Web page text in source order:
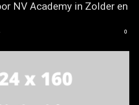
NV Academy in Zolder en
0